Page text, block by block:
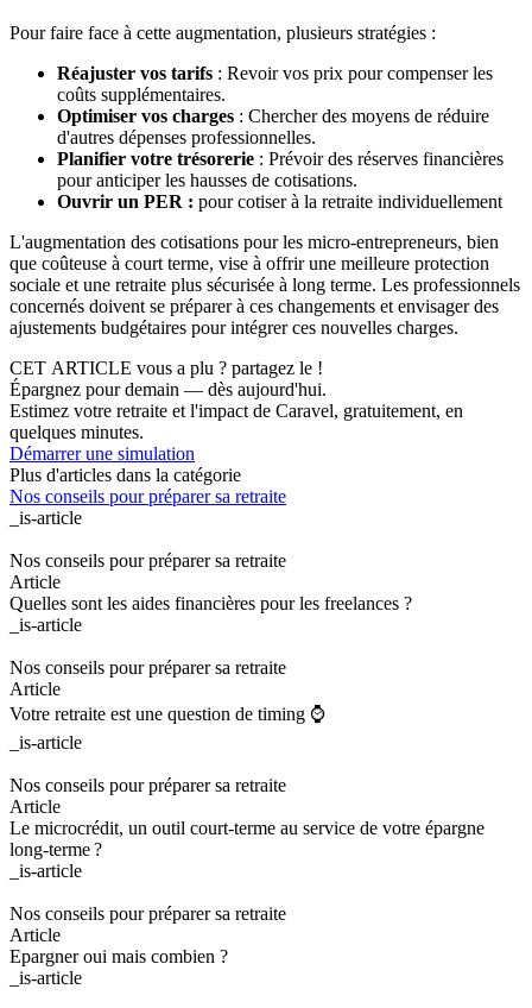
Pour faire face à cette augmentation, plusieurs stratégies :
Réajuster vos tarifs : Revoir vos prix pour compenser les
coûts supplémentaires.
Optimiser vos charges : Chercher des moyens de réduire
d'autres dépenses professionnelles.
Planifier votre trésorerie : Prévoir des réserves financières
pour anticiper les hausses de cotisations.
Ouvrir un PER : pour cotiser à la retraite individuellement
L'augmentation des cotisations pour les micro-entrepreneurs, bien
que coûteuse à court terme, vise à offrir une meilleure protection
sociale et une retraite plus sécurisée à long terme. Les professionnels
concernés doivent se préparer à ces changements et envisager des
ajustements budgétaires pour intégrer ces nouvelles charges.
CET ARTICLE vous a plu ? partagez le !
Épargnez pour demain — dès aujourd'hui.
Estimez votre retraite et l'impact de Caravel, gratuitement, en
quelques minutes.
Démarrer une simulation
Plus d'articles dans la catégorie
Nos conseils pour préparer sa retraite
_is-article
Nos conseils pour préparer sa retraite
Article
Quelles sont les aides financières pour les freelances ?
_is-article
Nos conseils pour préparer sa retraite
Article
Votre retraite est une question de timing ⌚
_is-article
Nos conseils pour préparer sa retraite
Article
Le microcrédit, un outil court-terme au service de votre épargne
long-terme ?
_is-article
Nos conseils pour préparer sa retraite
Article
Epargner oui mais combien ?
_is-article